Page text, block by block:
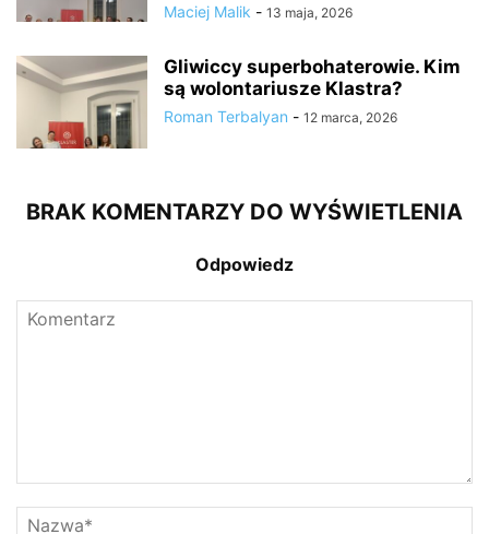
Maciej Malik - 13 maja, 2026
Gliwiccy superbohaterowie. Kim
są wolontariusze Klastra?
Roman Terbalyan - 12 marca, 2026
BRAK KOMENTARZY DO WYŚWIETLENIA
Odpowiedz